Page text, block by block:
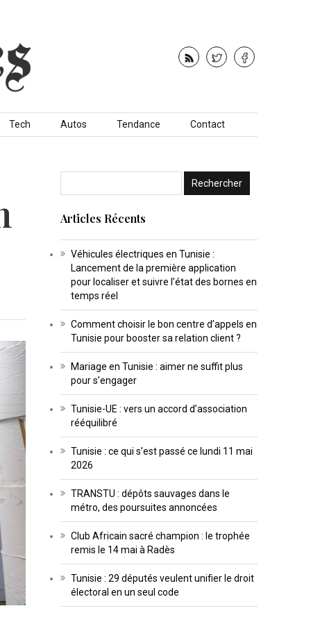
Tech Autos Tendance Contact
Articles Récents
Véhicules électriques en Tunisie :
Lancement de la première application
pour localiser et suivre l’état des bornes en
temps réel
Comment choisir le bon centre d’appels en
Tunisie pour booster sa relation client ?
Mariage en Tunisie : aimer ne suffit plus
pour s’engager
Tunisie-UE : vers un accord d’association
rééquilibré
Tunisie : ce qui s’est passé ce lundi 11 mai
2026
TRANSTU : dépôts sauvages dans le
métro, des poursuites annoncées
Club Africain sacré champion : le trophée
remis le 14 mai à Radès
Tunisie : 29 députés veulent unifier le droit
électoral en un seul code